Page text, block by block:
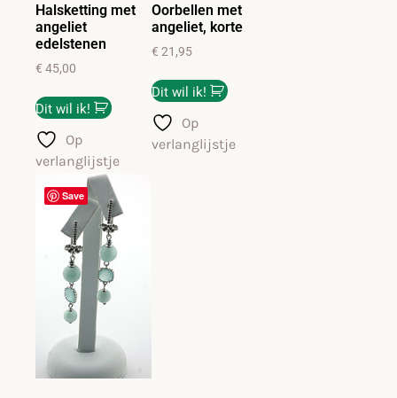
Halsketting met
angeliet
edelstenen
€ 45,00
Dit wil ik!
Op
verlanglijstje
Oorbellen met
angeliet, korte
€ 21,95
Dit wil ik!
Op
verlanglijstje
Save